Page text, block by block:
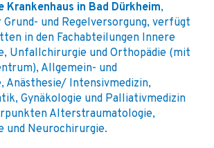
Krankenhaus in Bad Dürkheim,
Grund- und Regelversorgung, verfügt
in den Fachabteilungen Innere
Unfallchirurgie und Orthopädie (mit
Allgemein- und
Anästhesie/ Intensivmedizin,
Gynäkologie und Palliativmedizin
Alterstraumatologie,
und Neurochirurgie.